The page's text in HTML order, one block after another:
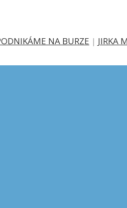
NA BURZE | JIRKA